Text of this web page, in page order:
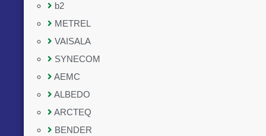
b2
METREL
VAISALA
SYNECOM
AEMC
ALBEDO
ARCTEQ
BENDER